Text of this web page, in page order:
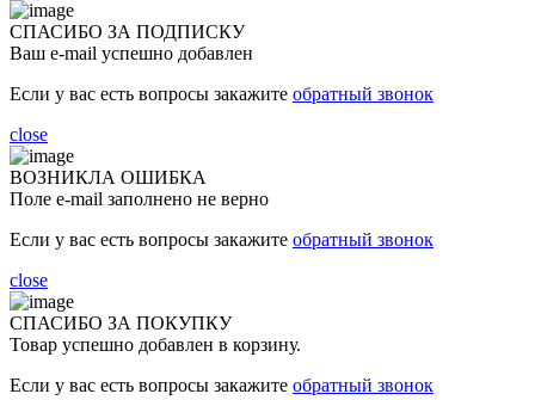
СПАСИБО ЗА ПОДПИСКУ
Ваш e-mail успешно добавлен
Если у вас есть вопросы закажите обратный звонок
close
ВОЗНИКЛА ОШИБКА
Поле e-mail заполнено не верно
Если у вас есть вопросы закажите обратный звонок
close
СПАСИБО ЗА ПОКУПКУ
Товар успешно добавлен в корзину.
Если у вас есть вопросы закажите обратный звонок